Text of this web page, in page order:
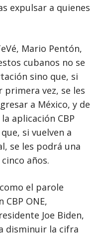
expulsar a quienes
Mario Pentón,
cubanos no se
sino que, si
vez, se les
a México, y de
aplicación CBP
si vuelven a
se les podrá una
años.
el parole
ONE,
Joe Biden,
disminuir la cifra